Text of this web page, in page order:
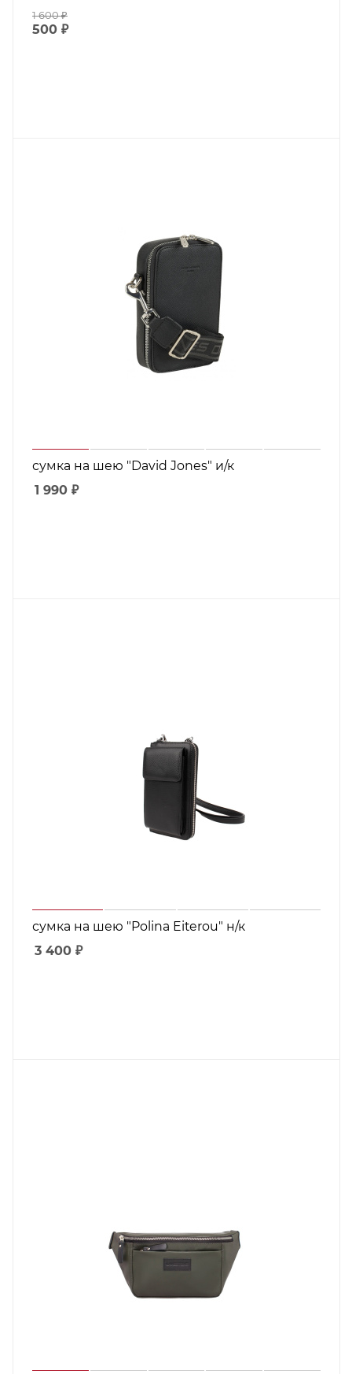
1 600₽
500 ₽
сумка на шею "David Jones" и/к
1 990 ₽
сумка на шею "Polina Eiterou" н/к
3 400 ₽